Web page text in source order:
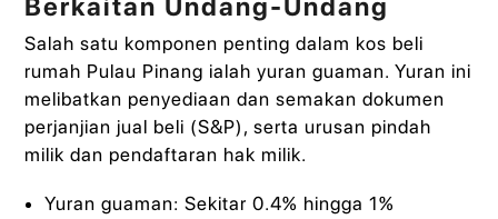
Berkaitan Undang-Undang
Salah satu komponen penting dalam kos beli
rumah Pulau Pinang ialah yuran guaman. Yuran ini
melibatkan penyediaan dan semakan dokumen
perjanjian jual beli (S&P), serta urusan pindah
milik dan pendaftaran hak milik.
Yuran guaman: Sekitar 0.4% hingga 1%